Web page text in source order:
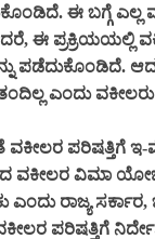
ಈ ಬಗ್ಗೆ ಎಲ್ಲ
ಈ ಪ್ರಕ್ರಿಯಯಲ್ಲಿ
ಪಡೆದುಕೊಂಡಿದೆ.
ಎಂದು ವಕೀಲರು
ವಕೀಲರ ಪರಿಷತ್ತಿಗೆ
ವಕೀಲರ ವಿಮಾ
ಎಂದು ರಾಜ್ಯ
ವಕೀಲರ ಪರಿಷತ್ತಿಗೆ